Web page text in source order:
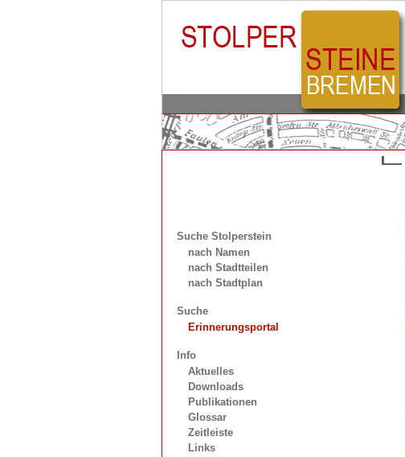
Suche Stolperstein
nach Namen
nach Stadtteilen
nach Stadtplan
Suche
Erinnerungsportal
Info
Aktuelles
Downloads
Publikationen
Glossar
Zeitleiste
Links